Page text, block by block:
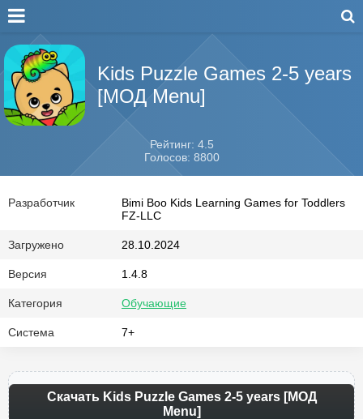
Kids Puzzle Games 2-5 years
[МОД Menu]
Рейтинг: 4.5
Голосов: 8800
Разработчик
Bimi Boo Kids Learning Games for Toddlers
FZ-LLC
Загружено 28.10.2024
Версия 1.4.8
Категория Обучающие
Система 7+
Скачать Kids Puzzle Games 2-5 years [МОД
Menu]